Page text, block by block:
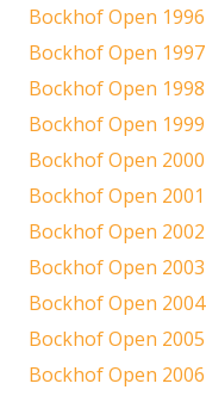
Bockhof Open 1996
Bockhof Open 1997
Bockhof Open 1998
Bockhof Open 1999
Bockhof Open 2000
Bockhof Open 2001
Bockhof Open 2002
Bockhof Open 2003
Bockhof Open 2004
Bockhof Open 2005
Bockhof Open 2006